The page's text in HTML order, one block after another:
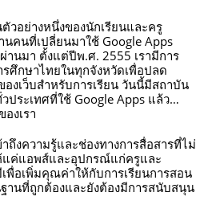
วอย่างหนึ่งของนักเรียนและครู
นคนที่เปลี่ยนมาใช้ Google Apps
านมา ตั้งแต่ปีพ.ศ. 2555 เรามีการ
ศึกษาไทยในทุกจังหวัดเพื่อปลด
งเว็บสำหรับการเรียน วันนี้มีสถาบัน
ประเทศที่ใช้ Google Apps แล้ว…
งเรา
ถึงความรู้และช่องทางการสื่อสารที่ไม่
แค่แอพส์และอุปกรณ์แก่ครูและ
พื่อเพิ่มคุณค่าให้กับการเรียนการสอน
ฐานที่ถูกต้องและยังต้องมีการสนับสนุน